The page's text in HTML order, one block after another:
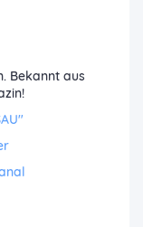
Bekannt aus